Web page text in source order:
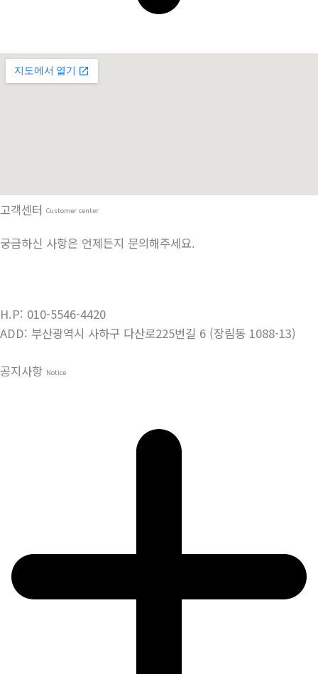
고객센터 Customer center
궁금하신 사항은 언제든지 문의해주세요.
H.P: 010-5546-4420
ADD: 부산광역시 사하구 다산로225번길 6 (장림동 1088-13)
공지사항 Notice